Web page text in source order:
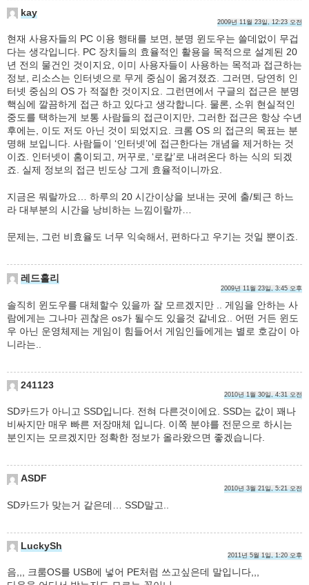
kay
2009년 11월 23일, 12:23 오전
현재 사용자들의 PC 이용 행태를 보면, 분명 윈도우는 쓸데없이 무겁
다는 생각입니다. PC 장치들의 효율적인 활용을 목적으로 설계된 20
년 전의 물건인 것이지요, 이미 사용자들이 사용하는 목적과 접근하는
정보, 리소스는 인터넷으로 무게 중심이 옮겨졌죠. 그러면, 당연히 인
터넷 중심의 OS 가 적절한 것이지요. 그런면에서 구글의 접근은 분명
핵심에 깔끔하게 접근 하고 있다고 생각합니다. 물론, 소위 현실적인
중도를 택하는게 보통 사람들의 접근이지만, 그러한 접근은 항상 수년
후에는, 이도 저도 아닌 것이 되었지요. 크롬 OS 의 접근의 목표는 분
명해 보입니다. 사람들이 ‘인터넷’에 접근한다는 개념을 제거하는 것
이죠. 인터넷이 홈이되고, 꺼꾸로, ‘로칼’로 내려온다 하는 식의 되겠
죠. 실제 정보의 접근 빈도상 그게 효율적이니까요.
지금은 뭐랄까요… 하루의 20 시간이상을 보내는 곳에 출/퇴근 하느
라 대부분의 시간을 낭비하는 느낌이랄까…
문제는, 그런 비효율도 너무 익숙해서, 편하다고 우기는 것일 뿐이죠.
레드홀리
2009년 11월 23일, 3:45 오후
솔직히 윈도우를 대체할수 있을까 잘 모르겠지만 .. 게임을 안하는 사
람에게는 그나마 괸찮은 os가 될수도 있을것 같네요.. 어떤 거든 윈도
우 아닌 운영체제는 게임이 힘들어서 게임인들에게는 별로 호감이 아
니라는..
241123
2010년 1월 30일, 4:31 오전
SD카드가 아니고 SSD입니다. 전혀 다른것이에요. SSD는 값이 꽤나
비싸지만 매우 빠른 저장매체 입니다. 이쪽 분야를 전문으로 하시는
분인지는 모르겠지만 정확한 정보가 올라왔으면 좋겠습니다.
ASDF
2010년 3월 21일, 5:21 오전
SD카드가 맞는거 같은데… SSD말고..
LuckySh
2011년 5월 1일, 1:20 오후
음,,, 크룸OS를 USB에 넣어 PE처럼 쓰고싶은데 말입니다,,,